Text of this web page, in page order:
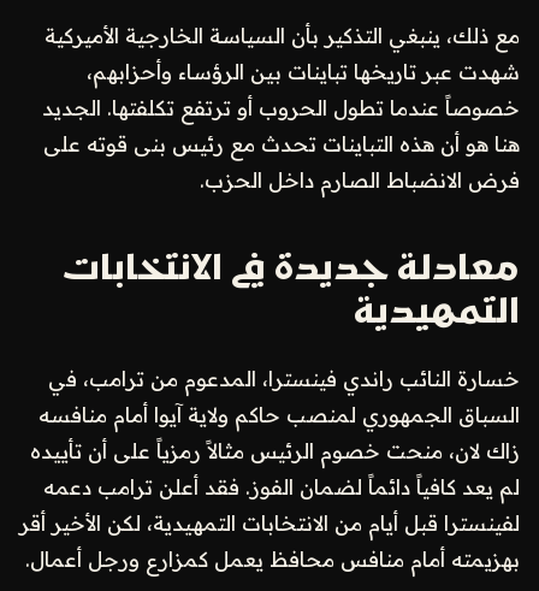
مع ذلك، ينبغي التذكير بأن السياسة الخارجية الأميركية
شهدت عبر تاريخها تباينات بين الرؤساء وأحزابهم،
خصوصاً عندما تطول الحروب أو ترتفع تكلفتها. الجديد
هنا هو أن هذه التباينات تحدث مع رئيس بنى قوته على
فرض الانضباط الصارم داخل الحزب.
معادلة جديدة في الانتخابات
التمهيدية
خسارة النائب راندي فينسترا، المدعوم من ترامب، في
السباق الجمهوري لمنصب حاكم ولاية آيوا أمام منافسه
زاك لان، منحت خصوم الرئيس مثالاً رمزياً على أن تأييده
لم يعد كافياً دائماً لضمان الفوز. فقد أعلن ترامب دعمه
لفينسترا قبل أيام من الانتخابات التمهيدية، لكن الأخير أقر
بهزيمته أمام منافس محافظ يعمل كمزارع ورجل أعمال.